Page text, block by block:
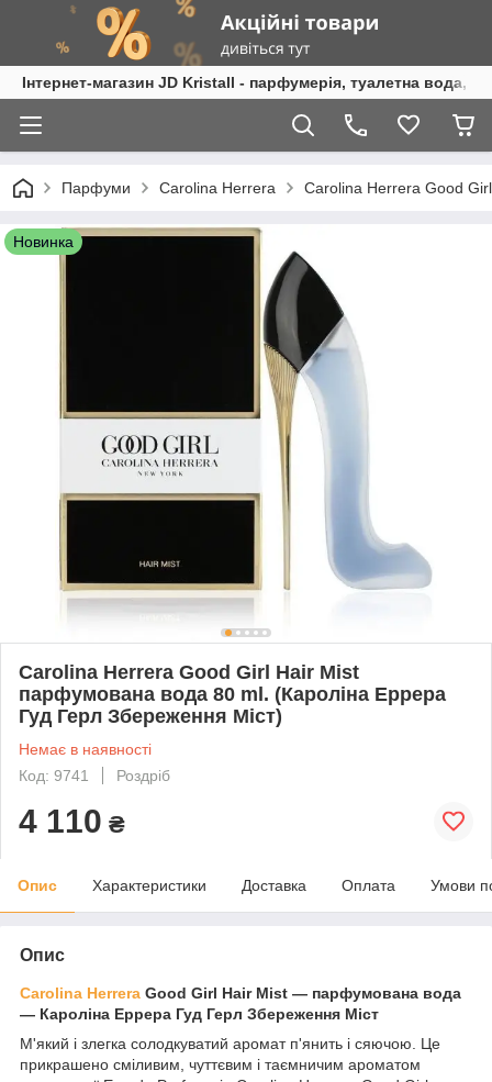
Інтернет-магазин JD Kristall - парфумерія, туалетна вода,
Парфуми Carolina Herrera Carolina Herrera Good
Новинка
Carolina Herrera Good Girl Hair Mist
парфумована вода 80 ml. (Кароліна Еррера
Гуд Герл Збереження Міст)
Немає в наявності
Код: 9741
Роздріб
4 110 ₴
Опис Характеристики Доставка Оплата Умови
Опис
Carolina Herrera Good Girl Hair Mist ― парфумована вода
― Кароліна Еррера Гуд Герл Збереження Міст
М'який і злегка солодкуватий аромат п'янить і сяючою. Це
прикрашено сміливим, чуттєвим і таємничим ароматом